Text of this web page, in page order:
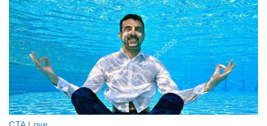
वेबदुनिया पर पढ़ें : समाचार बॉलीवुड
ज्योतिष
लाइफ स्‍टाइल
धर्म-संसार
महाभारत के किस्से
रामायण की कहानियां
रोचक और रोमांचक